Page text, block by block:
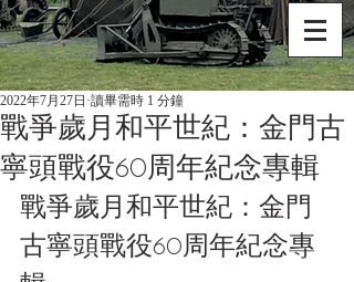
戰爭歲月和平世紀：金門古
寧頭戰役60周年紀念專輯
2022年7月27日 讀畢需時 1 分鐘
戰爭歲月和平世紀：金門
古寧頭戰役60周年紀念專